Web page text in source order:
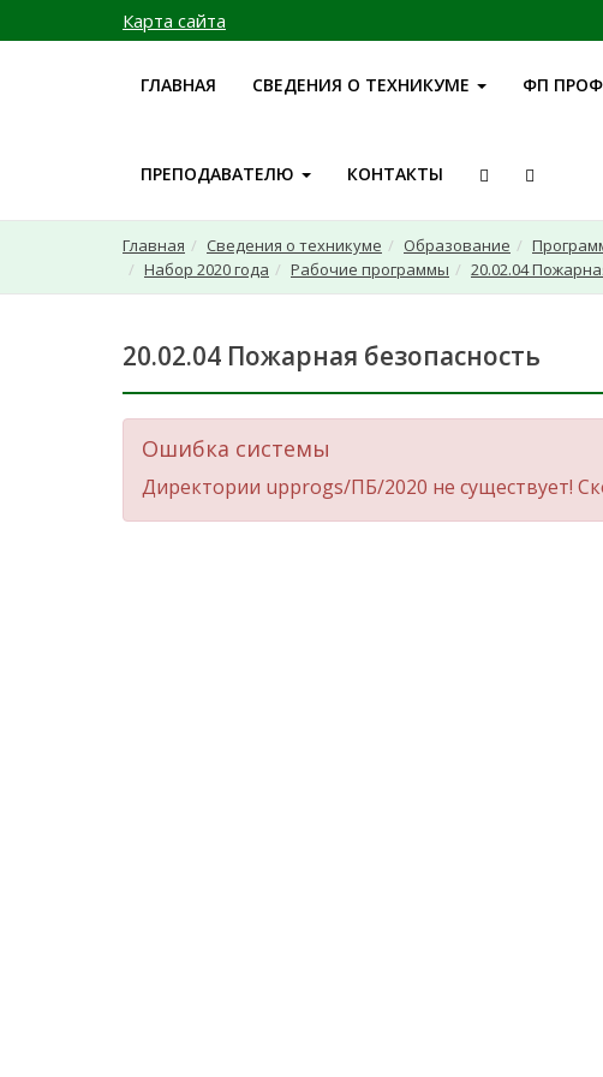
Карта сайта
ГЛАВНАЯ СВЕДЕНИЯ О ТЕХНИКУМЕ ФП
ПРЕПОДАВАТЕЛЮ КОНТАКТЫ
Главная Сведения о техникуме Образование
Набор 2020 года
Рабочие программы 20.02.04
20.02.04 Пожарная безопасность
Ошибка системы
Директории upprogs/ПБ/2020 не существует!